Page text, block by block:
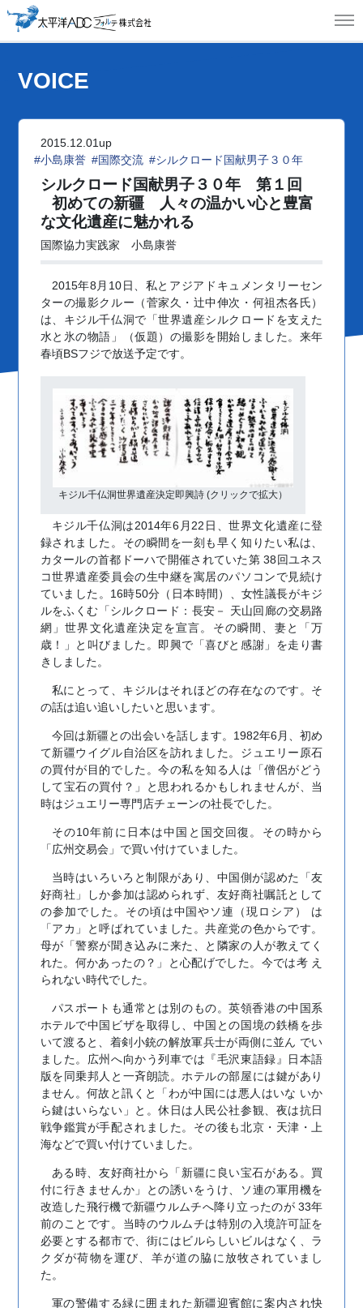
VOICE
2015.12.01up
#小島康誉 #国際交流 #シルクロード国献男子３０年
シルクロード国献男子３０年 第１回
初めての新疆 人々の温かい心と豊富
な文化遺産に魅かれる
国際協力実践家 小島康誉
2015年8月10日、私とアジアドキュメンタリーセン
ターの撮影クルー（菅家久・辻中伸次・何祖杰各氏）
は、キジル千仏洞で「世界遺産シルクロードを支えた
水と氷の物語」（仮題）の撮影を開始しました。来年
春頃BSフジで放送予定です。
キジル千仏洞世界遺産決定即興詩 (クリックで拡大）
キジル千仏洞は2014年6月22日、世界文化遺産に登
録されました。その瞬間を一刻も早く知りたい私は、
カタールの首都ドーハで開催されていた第 38回ユネス
コ世界遺産委員会の生中継を寓居のパソコンで見続け
ていました。16時50分（日本時間）、女性議長がキジ
ルをふくむ「シルクロード：長安－ 天山回廊の交易路
網」世界文化遺産決定を宣言。その瞬間、妻と「万
歳！」と叫びました。即興で「喜びと感謝」を走り書
きしました。
私にとって、キジルはそれほどの存在なのです。そ
の話は追い追いしたいと思います。
今回は新疆との出会いを話します。1982年6月、初め
て新疆ウイグル自治区を訪れました。ジュエリー原石
の買付が目的でした。今の私を知る人は「僧侶がどう
して宝石の買付？」と思われるかもしれませんが、当
時はジュエリー専門店チェーンの社長でした。
その10年前に日本は中国と国交回復。その時から
「広州交易会」で買い付けていました。
当時はいろいろと制限があり、中国側が認めた「友
好商社」しか参加は認められず、友好商社嘱託として
の参加でした。その頃は中国やソ連（現ロシア） は
「アカ」と呼ばれていました。共産党の色からです。
母が「警察が聞き込みに来た、と隣家の人が教えてく
れた。何かあったの？」と心配げでした。今では考 え
られない時代でした。
パスポートも通常とは別のもの。英領香港の中国系
ホテルで中国ビザを取得し、中国との国境の鉄橋を歩
いて渡ると、着剣小銃の解放軍兵士が両側に並ん でい
ました。広州へ向かう列車では『毛沢東語録』日本語
版を同乗邦人と一斉朗読。ホテルの部屋には鍵があり
ません。何故と訊くと「わが中国には悪人はいな いか
ら鍵はいらない」と。休日は人民公社参観、夜は抗日
戦争鑑賞が手配されました。その後も北京・天津・上
海などで買い付けていました。
ある時、友好商社から「新疆に良い宝石がある。買
付に行きませんか」との誘いをうけ、ソ連の軍用機を
改造した飛行機で新疆ウルムチへ降り立ったのが 33年
前のことです。当時のウルムチは特別の入境許可証を
必要とする都市で、街にはビルらしいビルはなく、ラ
クダが荷物を運び、羊が道の脇に放牧されていまし
た。
軍の警備する緑に囲まれた新疆迎賓館に案内され快